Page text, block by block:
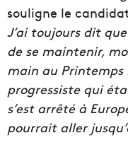
souligne le
J’ai toujours dit
de se maintenir,
main au
progressiste qui
s’est arrêté à
pourrait aller